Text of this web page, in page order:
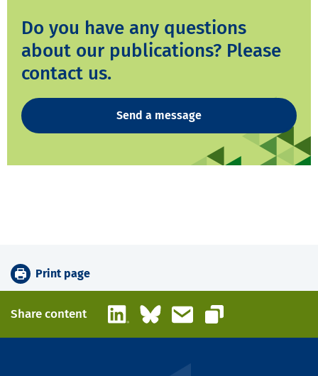
Do you have any questions
about our publications? Please
contact us.
Send a message
Print page
Share content LinkedInBlueskyEmail
Copy link